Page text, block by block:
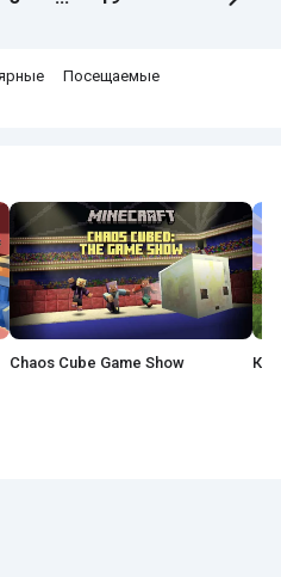
Посещаемые
Chaos Cube Game Show